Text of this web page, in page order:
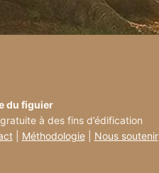
du figuier
à des fins d’édification
| Méthodologie| Nous soutenir